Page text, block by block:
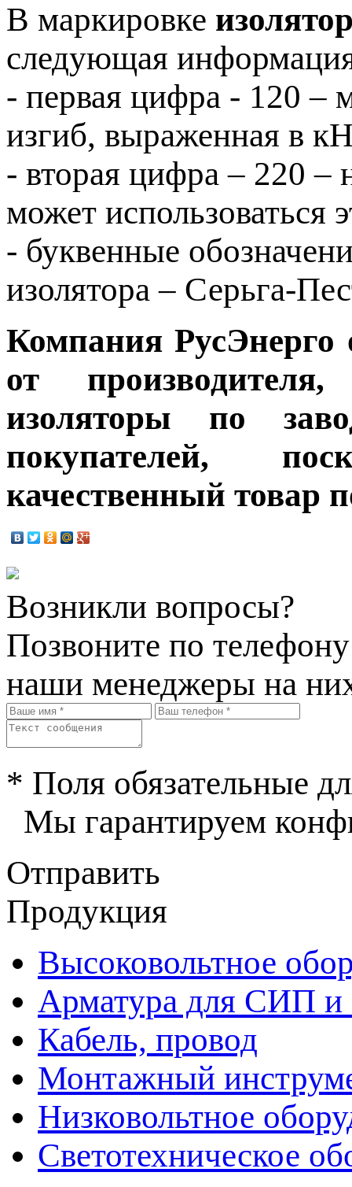
В маркировке
следующая
- первая цифра - 120 –
изгиб, выраженная в
- вторая цифра – 220 –
может использоваться
- буквенные
изолятора – Серьга-
Компания РусЭнерго
от
изоляторы по
покупателей,
качественный товар
Возникли вопросы?
Позвоните по
наши менеджеры на
* Поля обязательные
Мы гарантируем
Отправить
Продукция
Высоковольтное
Арматура для СИП
Кабель, провод
Монтажный
Низковольтное
Светотехническое